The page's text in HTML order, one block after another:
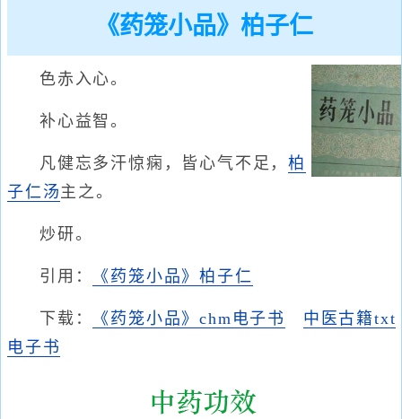
《药笼小品》柏子仁
色赤入心。
补心益智。
凡健忘多汗惊痫，皆心气不足，柏
子仁汤主之。
炒研。
引用： 《药笼小品》柏子仁
下载： 《药笼小品》chm电子书
中医古籍txt
电子书